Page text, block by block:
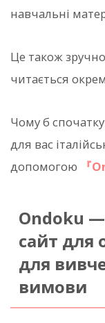
навчальні
Це також
читається
Чому б
для вас
допомогою
『
Ondoku
сайт для
для
вимови